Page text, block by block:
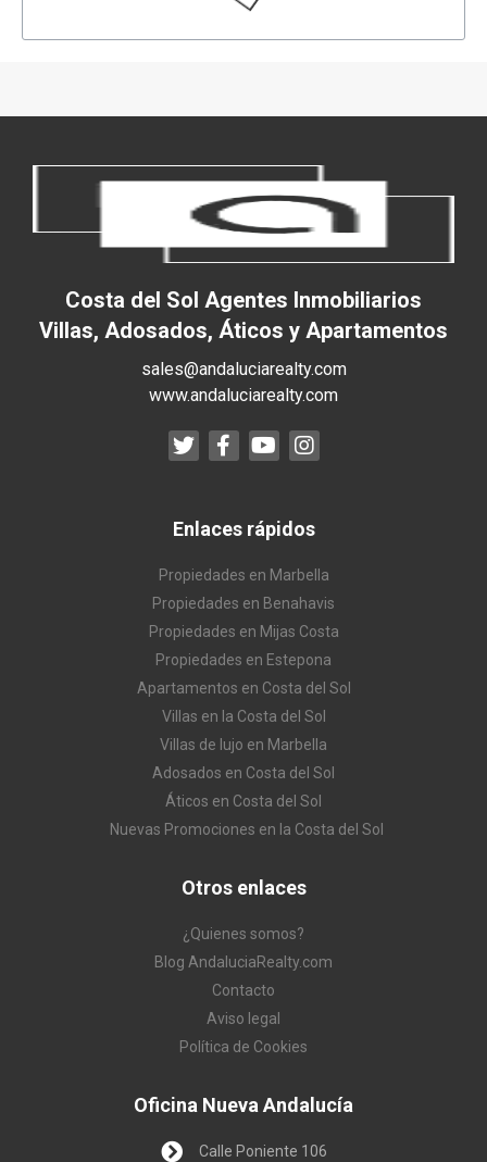
Costa del Sol Agentes Inmobiliarios
Villas, Adosados, Áticos y Apartamentos
sales@andaluciarealty.com
www.andaluciarealty.com
Enlaces rápidos
Propiedades en Marbella
Propiedades en Benahavis
Propiedades en Mijas Costa
Propiedades en Estepona
Apartamentos en Costa del Sol
Villas en la Costa del Sol
Villas de lujo en Marbella
Adosados en Costa del Sol
Áticos en Costa del Sol
Nuevas Promociones en la Costa del Sol
Otros enlaces
¿Quienes somos?
Blog AndaluciaRealty.com
Contacto
Aviso legal
Política de Cookies
Oficina Nueva Andalucía
Calle Poniente 106